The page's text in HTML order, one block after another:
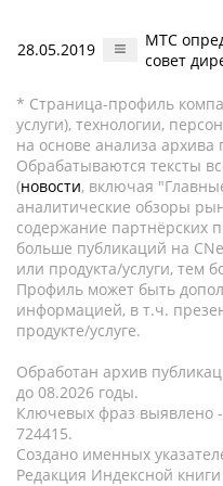
28.05.2019
МТС
совет
* Страница-профиль
услуги), технологии,
на основе анализа архива
Обрабатываются тексты
(новости, включая
аналитические обзоры
содержание партнёрских
больше публикаций на
или продукта/услуги, тем
Профиль может быть
информацией, в т.ч.
продукте/услуге.
Обработан архив
до 08.2026 годы.
Ключевых фраз выявлено
724415.
Создано именных
Редакция Индексной